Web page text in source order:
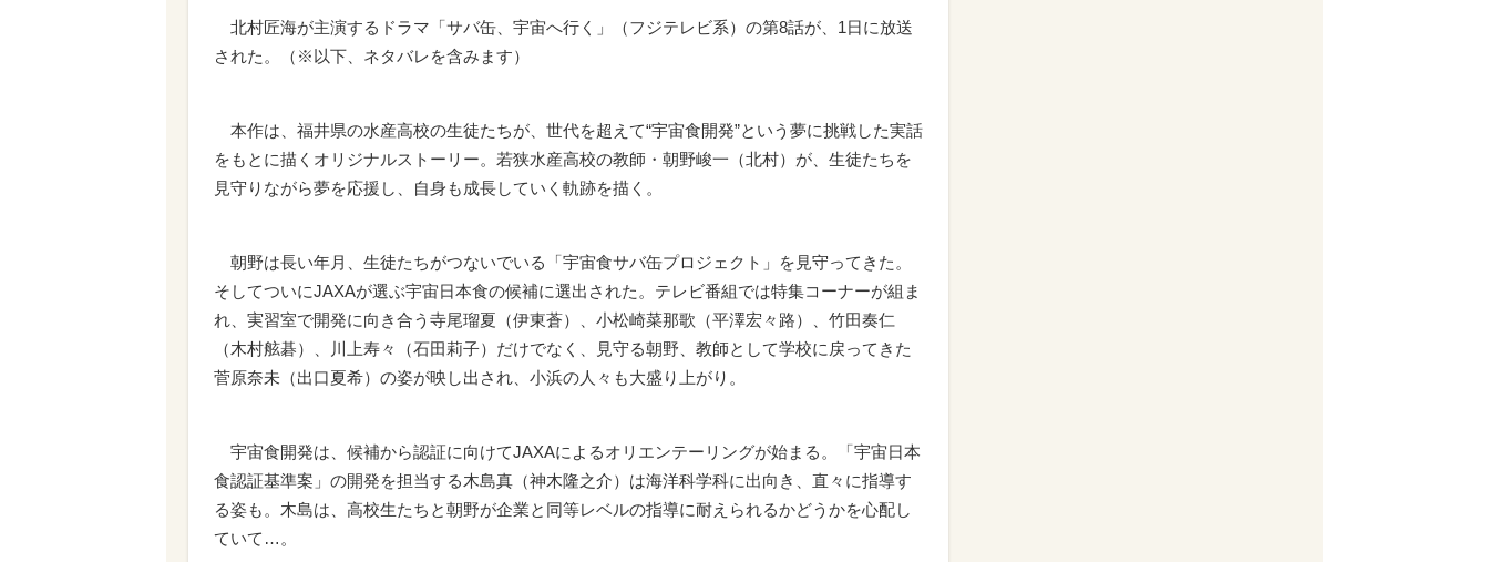
北村匠海が主演するドラマ「サバ缶、宇宙へ行く」（フジテレビ系）の第8話が、1日に放送
された。（※以下、ネタバレを含みます）
本作は、福井県の水産高校の生徒たちが、世代を超えて“宇宙食開発”という夢に挑戦した実話
をもとに描くオリジナルストーリー。若狭水産高校の教師・朝野峻一（北村）が、生徒たちを
見守りながら夢を応援し、自身も成長していく軌跡を描く。
朝野は長い年月、生徒たちがつないでいる「宇宙食サバ缶プロジェクト」を見守ってきた。
そしてついにJAXAが選ぶ宇宙日本食の候補に選出された。テレビ番組では特集コーナーが組ま
れ、実習室で開発に向き合う寺尾瑠夏（伊東蒼）、小松崎菜那歌（平澤宏々路）、竹田奏仁
（木村舷碁）、川上寿々（石田莉子）だけでなく、見守る朝野、教師として学校に戻ってきた
菅原奈未（出口夏希）の姿が映し出され、小浜の人々も大盛り上がり。
宇宙食開発は、候補から認証に向けてJAXAによるオリエンテーリングが始まる。「宇宙日本
食認証基準案」の開発を担当する木島真（神木隆之介）は海洋科学科に出向き、直々に指導す
る姿も。木島は、高校生たちと朝野が企業と同等レベルの指導に耐えられるかどうかを心配し
ていて…。